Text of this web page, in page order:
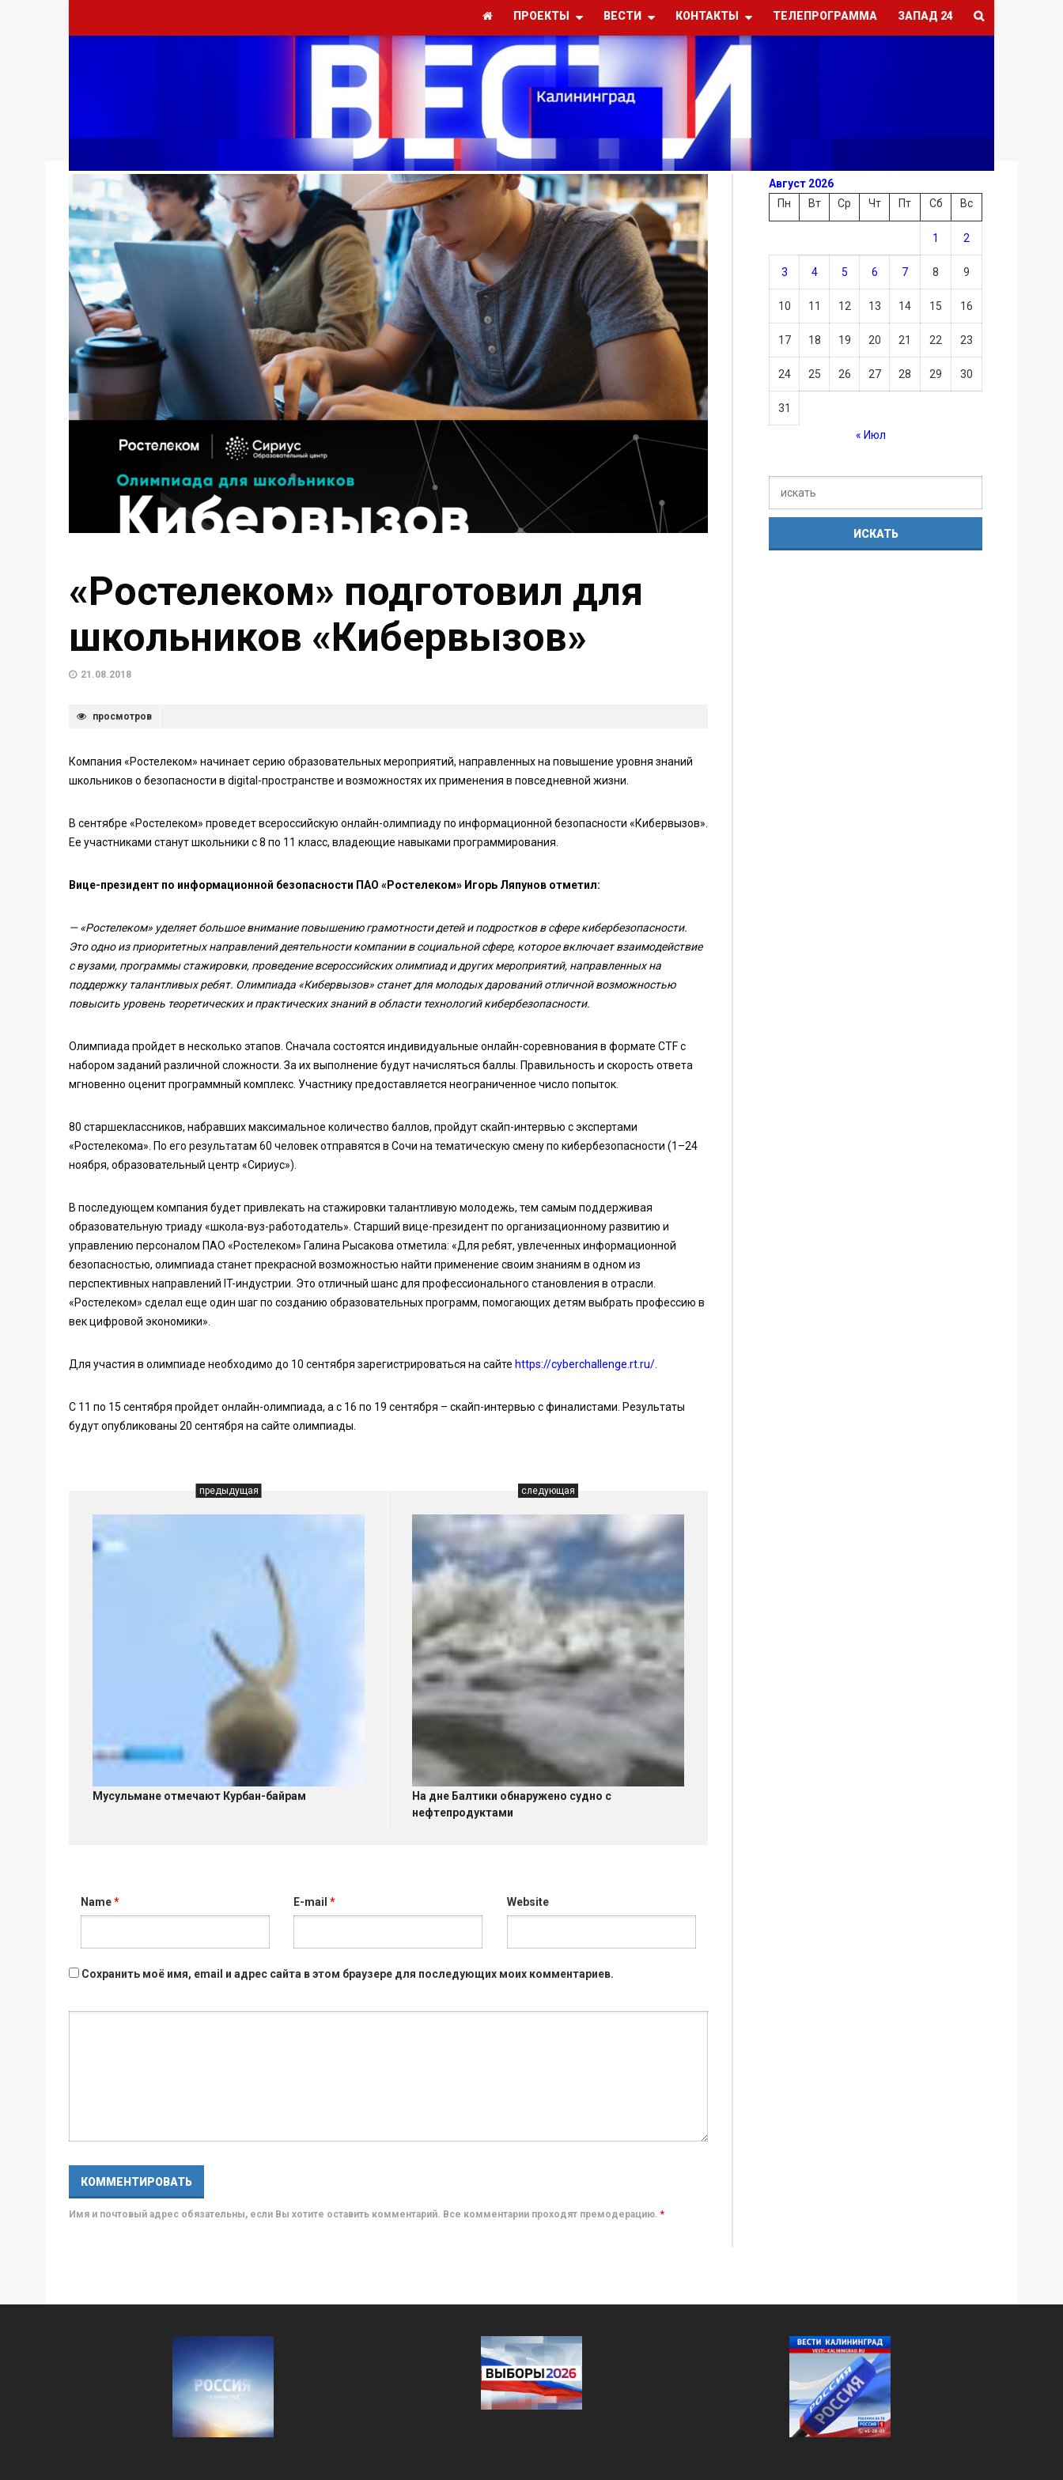
ПРОЕКТЫ ВЕСТИ КОНТАКТЫ ТЕЛЕПРОГРАММА ЗАПАД 24
«Ростелеком» подготовил для
школьников «Кибервызов»
21.08.2018
просмотров
Компания «Ростелеком» начинает серию образовательных мероприятий, направленных на повышение уровня знаний
школьников о безопасности в digital-пространстве и возможностях их применения в повседневной жизни.
В сентябре «Ростелеком» проведет всероссийскую онлайн-олимпиаду по информационной безопасности «Кибервызов».
Ее участниками станут школьники с 8 по 11 класс, владеющие навыками программирования.
Вице-президент по информационной безопасности ПАО «Ростелеком» Игорь Ляпунов отметил:
— «Ростелеком» уделяет большое внимание повышению грамотности детей и подростков в сфере кибербезопасности.
Это одно из приоритетных направлений деятельности компании в социальной сфере, которое включает взаимодействие
с вузами, программы стажировки, проведение всероссийских олимпиад и других мероприятий, направленных на
поддержку талантливых ребят. Олимпиада «Кибервызов» станет для молодых дарований отличной возможностью
повысить уровень теоретических и практических знаний в области технологий кибербезопасности.
Олимпиада пройдет в несколько этапов. Сначала состоятся индивидуальные онлайн-соревнования в формате CTF с
набором заданий различной сложности. За их выполнение будут начисляться баллы. Правильность и скорость ответа
мгновенно оценит программный комплекс. Участнику предоставляется неограниченное число попыток.
80 старшеклассников, набравших максимальное количество баллов, пройдут скайп-интервью с экспертами
«Ростелекома». По его результатам 60 человек отправятся в Сочи на тематическую смену по кибербезопасности (1–24
ноября, образовательный центр «Сириус»).
В последующем компания будет привлекать на стажировки талантливую молодежь, тем самым поддерживая
образовательную триаду «школа-вуз-работодатель». Старший вице-президент по организационному развитию и
управлению персоналом ПАО «Ростелеком» Галина Рысакова отметила: «Для ребят, увлеченных информационной
безопасностью, олимпиада станет прекрасной возможностью найти применение своим знаниям в одном из
перспективных направлений IT-индустрии. Это отличный шанс для профессионального становления в отрасли.
«Ростелеком» сделал еще один шаг по созданию образовательных программ, помогающих детям выбрать профессию в
век цифровой экономики».
Для участия в олимпиаде необходимо до 10 сентября зарегистрироваться на сайте https://cyberchallenge.rt.ru/
С 11 по 15 сентября пройдет онлайн-олимпиада, а с 16 по 19 сентября – скайп-интервью с финалистами. Результаты
будут опубликованы 20 сентября на сайте олимпиады.
предыдущая
Мусульмане отмечают Курбан-байрам
следующая
На дне Балтики обнаружено судно с
нефтепродуктами
Name* E-mail* Website
Сохранить моё имя, email и адрес сайта в этом браузере для последующих моих комментариев.
Имя и почтовый адрес обязательны, если Вы хотите оставить комментарий. Все комментарии проходят премодерацию. *
Август 2026
Пн
Вт Ср Чт Пт Сб Вс
1 2
3 4 5 6 7 8 9
10 11 12 13 14 15 16
17 18 19 20 21 22 23
24 25 26 27 28 29 30
31
« Июл